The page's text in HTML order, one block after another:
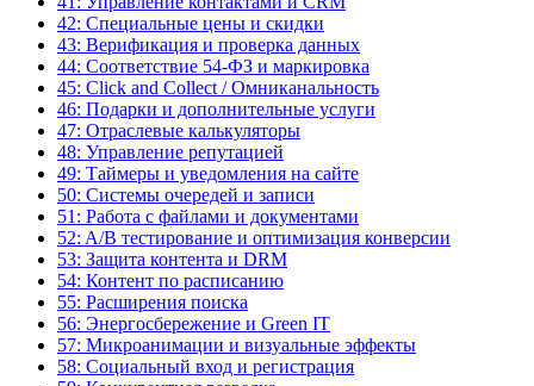
42: Специальные цены и скидки
43: Верификация и проверка данных
44: Соответствие 54-ФЗ и маркировка
45: Click and Collect / Омниканальность
46: Подарки и дополнительные услуги
47: Отраслевые калькуляторы
48: Управление репутацией
49: Таймеры и уведомления на сайте
50: Системы очередей и записи
51: Работа с файлами и документами
52: A/B тестирование и оптимизация конверсии
53: Защита контента и DRM
54: Контент по расписанию
55: Расширения поиска
56: Энергосбережение и Green IT
57: Микроанимации и визуальные эффекты
58: Социальный вход и регистрация